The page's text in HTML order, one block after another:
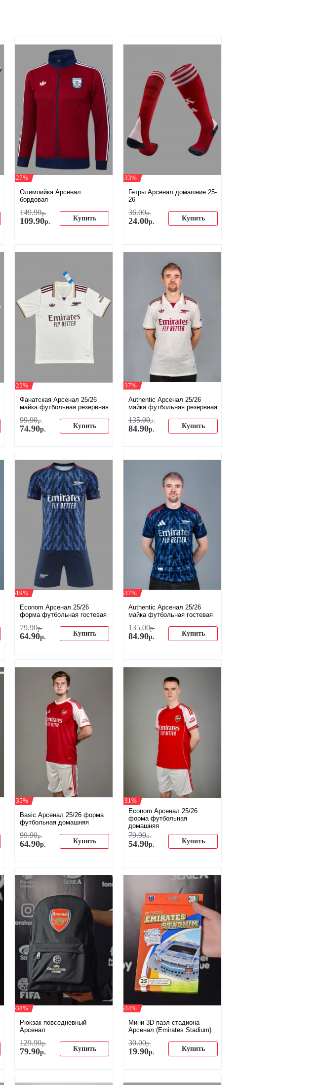
-27%
Олимпийка Арсенал
бордовая
149.90р.
109.90р. Купить
-33%
Гетры Арсенал домашние 25-
26
36.00р.
24.00р. Купить
-25%
Фанатская Арсенал 25/26
майка футбольная резервная
99.90р.
74.90р. Купить
-37%
Authentic Арсенал 25/26
майка футбольная резервная
135.00р.
84.90р. Купить
-19%
Econom Арсенал 25/26
форма футбольная гостевая
79.90р.
64.90р. Купить
-37%
Authentic Арсенал 25/26
майка футбольная гостевая
135.00р.
84.90р. Купить
-35%
Basic Арсенал 25/26 форма
футбольная домашняя
99.90р.
64.90р. Купить
-31%
Econom Арсенал 25/26
форма футбольная
домашняя
79.90р.
54.90р. Купить
-38%
Рюкзак повседневный
Арсенал
129.90р.
79.90р. Купить
-34%
Мини 3D пазл стадиона
Арсенал (Emirates Stadium)
30.00р.
19.90р. Купить